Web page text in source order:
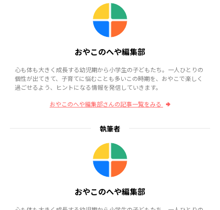
おやこのへや編集部
心も体も大きく成長する幼児期から小学生の子どもたち。一人ひとりの
個性が出てきて、子育てに悩むことも多いこの時期を、おやこで楽しく
過ごせるよう、ヒントになる情報を発信していきます。
おやこのへや編集部さんの記事一覧をみる
執筆者
おやこのへや編集部